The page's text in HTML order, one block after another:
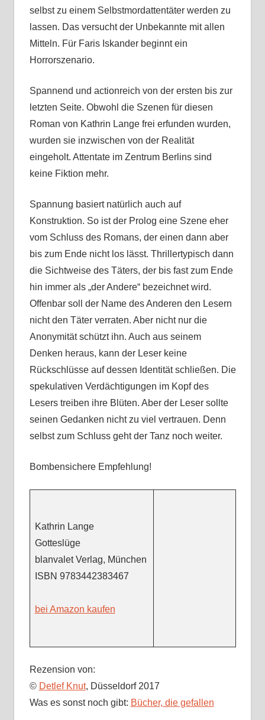
selbst zu einem Selbstmordattentäter werden zu
lassen. Das versucht der Unbekannte mit allen
Mitteln. Für Faris Iskander beginnt ein
Horrorszenario.
Spannend und actionreich von der ersten bis zur
letzten Seite. Obwohl die Szenen für diesen
Roman von Kathrin Lange frei erfunden wurden,
wurden sie inzwischen von der Realität
eingeholt. Attentate im Zentrum Berlins sind
keine Fiktion mehr.
Spannung basiert natürlich auch auf
Konstruktion. So ist der Prolog eine Szene eher
vom Schluss des Romans, der einen dann aber
bis zum Ende nicht los lässt. Thrillertypisch dann
die Sichtweise des Täters, der bis fast zum Ende
hin immer als „der Andere“ bezeichnet wird.
Offenbar soll der Name des Anderen den Lesern
nicht den Täter verraten. Aber nicht nur die
Anonymität schützt ihn. Auch aus seinem
Denken heraus, kann der Leser keine
Rückschlüsse auf dessen Identität schließen. Die
spekulativen Verdächtigungen im Kopf des
Lesers treiben ihre Blüten. Aber der Leser sollte
seinen Gedanken nicht zu viel vertrauen. Denn
selbst zum Schluss geht der Tanz noch weiter.
Bombensichere Empfehlung!
Kathrin Lange
Gotteslüge
blanvalet Verlag, München
ISBN 9783442383467
bei Amazon kaufen
Rezension von:
© Detlef Knut, Düsseldorf 2017
Was es sonst noch gibt: Bücher, die gefallen